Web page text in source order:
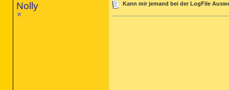
Nolly Kann mir jemand bei der LogFile